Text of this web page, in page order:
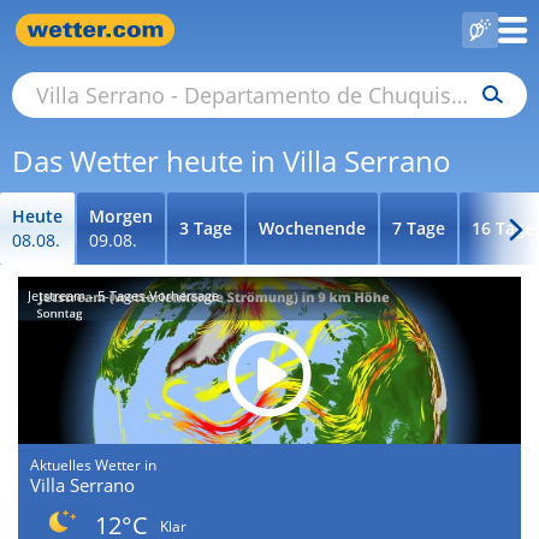
Das Wetter heute in Villa Serrano
Heute
08.08.
Morgen
09.08.
3 Tage Wochenende 7 Tage 16 Tage
Jetstream - 5-Tages-Vorhersage
Aktuelles Wetter in
Villa Serrano
12°C
Klar